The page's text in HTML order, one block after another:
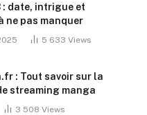
: date, intrigue et
ne pas manquer
5 633 Views
: Tout savoir sur la
streaming manga
3 508 Views